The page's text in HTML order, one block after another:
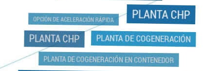
OPCIÓN DE ACELERACIÓN RÁPIDA PLANTA CHP
PLANTA CHP PLANTA DE COGENERACIÓN
PLANTA DE COGENERACIÓN EN CONTENEDOR